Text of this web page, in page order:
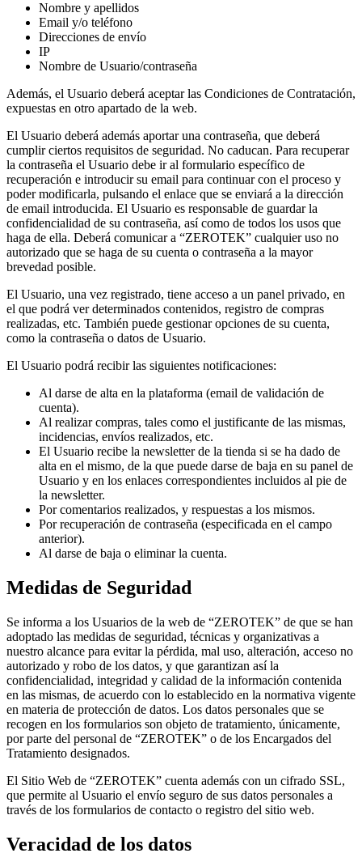
Nombre y apellidos
Email y/o teléfono
Direcciones de envío
IP
Nombre de Usuario/contraseña
Además, el Usuario deberá aceptar las Condiciones de Contratación,
expuestas en otro apartado de la web.
El Usuario deberá además aportar una contraseña, que deberá
cumplir ciertos requisitos de seguridad. No caducan. Para recuperar
la contraseña el Usuario debe ir al formulario específico de
recuperación e introducir su email para continuar con el proceso y
poder modificarla, pulsando el enlace que se enviará a la dirección
de email introducida. El Usuario es responsable de guardar la
confidencialidad de su contraseña, así como de todos los usos que
haga de ella. Deberá comunicar a “ZEROTEK” cualquier uso no
autorizado que se haga de su cuenta o contraseña a la mayor
brevedad posible.
El Usuario, una vez registrado, tiene acceso a un panel privado, en
el que podrá ver determinados contenidos, registro de compras
realizadas, etc. También puede gestionar opciones de su cuenta,
como la contraseña o datos de Usuario.
El Usuario podrá recibir las siguientes notificaciones:
Al darse de alta en la plataforma (email de validación de
cuenta).
Al realizar compras, tales como el justificante de las mismas,
incidencias, envíos realizados, etc.
El Usuario recibe la newsletter de la tienda si se ha dado de
alta en el mismo, de la que puede darse de baja en su panel de
Usuario y en los enlaces correspondientes incluidos al pie de
la newsletter.
Por comentarios realizados, y respuestas a los mismos.
Por recuperación de contraseña (especificada en el campo
anterior).
Al darse de baja o eliminar la cuenta.
Medidas de Seguridad
Se informa a los Usuarios de la web de “ZEROTEK” de que se han
adoptado las medidas de seguridad, técnicas y organizativas a
nuestro alcance para evitar la pérdida, mal uso, alteración, acceso no
autorizado y robo de los datos, y que garantizan así la
confidencialidad, integridad y calidad de la información contenida
en las mismas, de acuerdo con lo establecido en la normativa vigente
en materia de protección de datos. Los datos personales que se
recogen en los formularios son objeto de tratamiento, únicamente,
por parte del personal de “ZEROTEK” o de los Encargados del
Tratamiento designados.
El Sitio Web de “ZEROTEK” cuenta además con un cifrado SSL,
que permite al Usuario el envío seguro de sus datos personales a
través de los formularios de contacto o registro del sitio web.
Veracidad de los datos